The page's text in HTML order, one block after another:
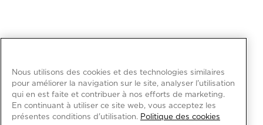
Nous utilisons des cookies et des technologies similaires
pour améliorer la navigation sur le site, analyser l'utilisation
qui en est faite et contribuer à nos efforts de marketing.
En continuant à utiliser ce site web, vous acceptez les
présentes conditions d'utilisation. Politique des cookies